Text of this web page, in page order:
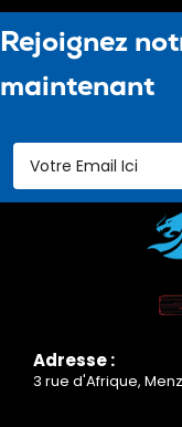
Rejoignez
maintenant
Adresse :
3 rue d'Afrique,